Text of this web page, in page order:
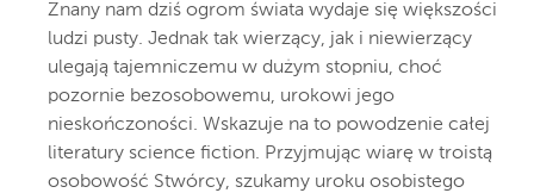
Znany nam dziś ogrom świata wydaje się większości
ludzi pusty. Jednak tak wierzący, jak i niewierzący
ulegają tajemniczemu w dużym stopniu, choć
pozornie bezosobowemu, urokowi jego
nieskończoności. Wskazuje na to powodzenie całej
literatury science fiction. Przyjmując wiarę w troistą
osobowość Stwórcy, szukamy uroku osobistego